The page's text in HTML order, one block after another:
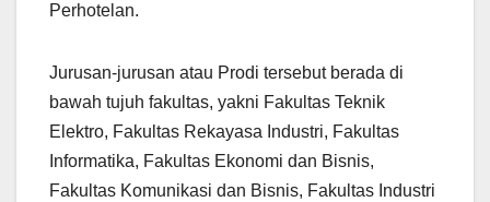
Perhotelan.
Jurusan-jurusan atau Prodi tersebut berada di
bawah tujuh fakultas, yakni Fakultas Teknik
Elektro, Fakultas Rekayasa Industri, Fakultas
Informatika, Fakultas Ekonomi dan Bisnis,
Fakultas Komunikasi dan Bisnis, Fakultas Industri